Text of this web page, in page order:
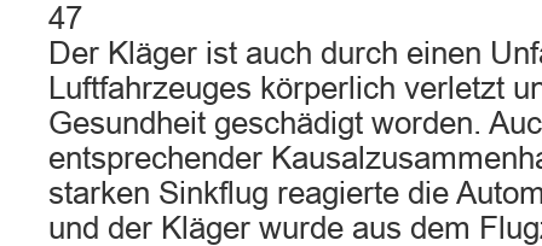
47
Der Kläger ist auch durch einen
Luftfahrzeuges körperlich verletzt
Gesundheit geschädigt worden.
entsprechender
starken Sinkflug reagierte die
und der Kläger wurde aus dem